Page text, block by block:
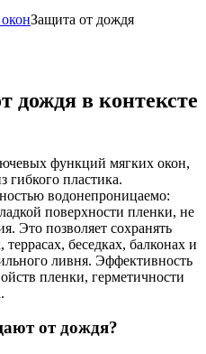
Защита от дождя
дождя в контексте
функций мягких окон,
гибкого пластика.
водонепроницаемо:
поверхности пленки, не
Это позволяет сохранять
беседках, балконах и
ливня. Эффективность
пленки, герметичности
от дождя?